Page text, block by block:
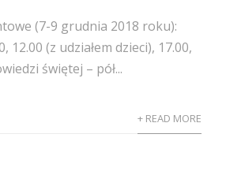
(7-9 grudnia 2018 roku):
12.00 (z udziałem dzieci), 17.00,
świętej – pół...
+ READ MORE